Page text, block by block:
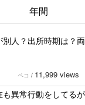
年間
人？出所時期は？両
ペコ / 11,999 views
異常行動をしてるが